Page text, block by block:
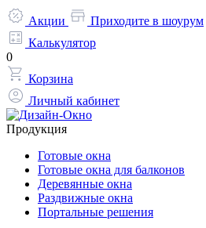
Акции
Приходите в шоурум
Калькулятор
0
Корзина
Личный кабинет
Продукция
Готовые окна
Готовые окна для балконов
Деревянные окна
Раздвижные окна
Портальные решения